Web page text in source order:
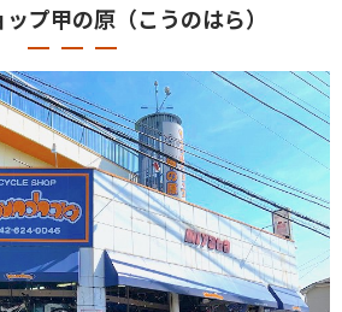
プ甲の原（こうのはら）